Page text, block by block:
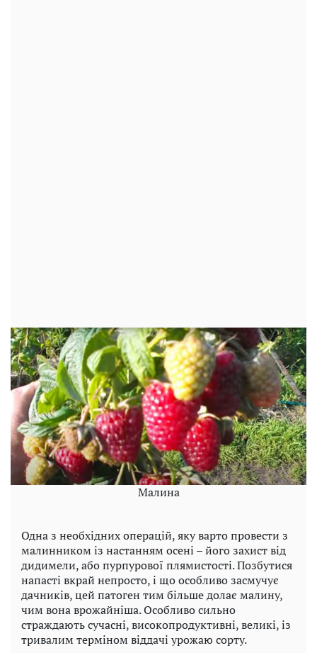
Малина
Одна з необхідних операцій, яку варто провести з
малинником із настанням осені – його захист від
дидимели, або пурпурової плямистості. Позбутися
напасті вкрай непросто, і що особливо засмучує
дачників, цей патоген тим більше долає малину,
чим вона врожайніша. Особливо сильно
страждають сучасні, високопродуктивні, великі, із
тривалим терміном віддачі урожаю сорту.